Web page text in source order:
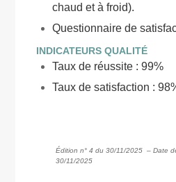
chaud et à froid).
Questionnaire de
INDICATEURS QUALITÉ
Taux de réussite : 99%
Taux de satisfaction :
Édition n° 4 du 30/11/2025 – Date
30/11/2025